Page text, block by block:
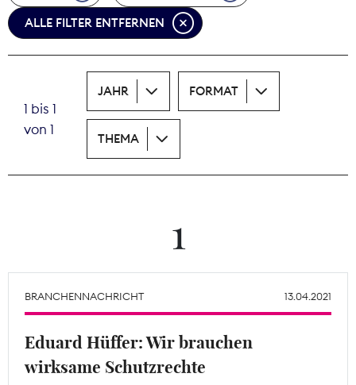
Pressefreiheit
Print
Recht
Tarifpolitik
Theodor-Wolff-Preis
Mitgliederbereich
ALLE FILTER ENTFERNEN
1 bis 1
von 1
JAHR FORMAT
THEMA
1
BRANCHENNACHRICHT 13.04.2021
Eduard Hüffer: Wir brauchen
wirksame Schutzrechte